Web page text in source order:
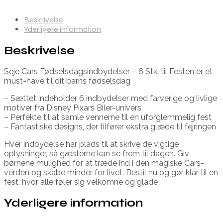
Beskrivelse
Yderligere information
Beskrivelse
Seje Cars Fødselsdagsindbydelser – 6 Stk. til Festen er et
must-have til dit barns fødselsdag
– Sættet indeholder 6 indbydelser med farverige og livlige
motiver fra Disney Pixars Biler-univers
– Perfekte til at samle vennerne til en uforglemmelig fest
– Fantastiske designs, der tilfører ekstra glæde til fejringen
Hver indbydelse har plads til at skrive de vigtige
oplysninger, så gæsterne kan se frem til dagen. Giv
børnene mulighed for at træde ind i den magiske Cars-
verden og skabe minder for livet. Bestil nu og gør klar til en
fest, hvor alle føler sig velkomne og glade
Yderligere information